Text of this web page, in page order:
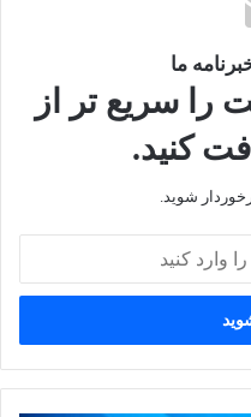
عزیز قرار خواهد گرفت؛
در صورت نیاز استفاده
اظهار کرد: هدف ما این
ما
را سریع تر از
کنید.
شوید.